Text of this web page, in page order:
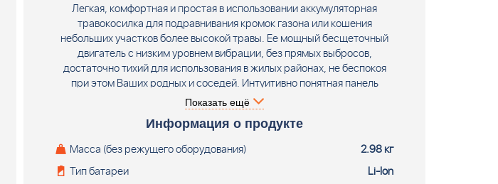
Легкая, комфортная и простая в использовании аккумуляторная
травокосилка для подравнивания кромок газона или кошения
небольших участков более высокой травы. Ее мощный бесщеточный
двигатель с низким уровнем вибрации, без прямых выбросов,
достаточно тихий для использования в жилых районах, не беспокоя
при этом Ваших родных и соседей. Интуитивно понятная панель
управления для безопасного и удобного запуска и остановки,
телескопический вал для индивидуальной подгонки и удобная
настраиваемая рукоятка для обеспечения удобства и эффективности
при работе, транспортировке и хранении. Аккумуляторная
травокосилка (для частного использования) Husqvarna 115iL (36В,
петлеобразная рукоятка, прямой вал, трим. головка T25B (М8),
Показать ещё
Информация о продукте
Масса (без режущего оборудования)
2.98 кг
Тип батареи
Li-Ion